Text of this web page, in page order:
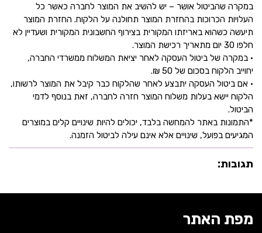
במקרה שהביטול אושר – יש להשיב את המוצר לחברה כאשר כל
העלויות הכרוכות בהחזרת המוצר תחולנה על הלקוח. החזרת המוצר
תיעשה כשהוא באריזתו המקורית בצירוף החשבונית המקורית ושעדיין לא
חלפו 30 יום מתאריך רכישת המוצר.
• במקרה של ביטול העסקה לאחר יציאת המשלוח ממשרדי החברה,
יחוייב הלקוח בסכום של 50 ₪.
• אם ביטול העסקה יתבצע לאחר שהלקוח כבר קיבל את המוצר לרשותו,
הלקוח יישא בעלות משלוח המוצר חזרה לחברה, זאת בנוסף לדמי
הביטול.
*התמונות באתר להמחשה בלבד, יכולים להיות שינויים קלים במוצרים
המגיעים בפועל, שינויים אלא אינם עילה לביטול הזמנה.
תגובות:
מפת האתר